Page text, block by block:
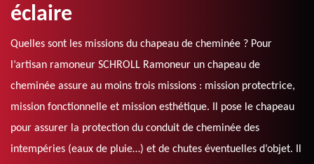
éclaire
Quelles sont les missions du chapeau de cheminée ? Pour
l’artisan ramoneur SCHROLL Ramoneur un chapeau de
cheminée assure au moins trois missions : mission protectrice,
mission fonctionnelle et mission esthétique. Il pose le chapeau
pour assurer la protection du conduit de cheminée des
intempéries (eaux de pluie…) et de chutes éventuelles d’objet. Il